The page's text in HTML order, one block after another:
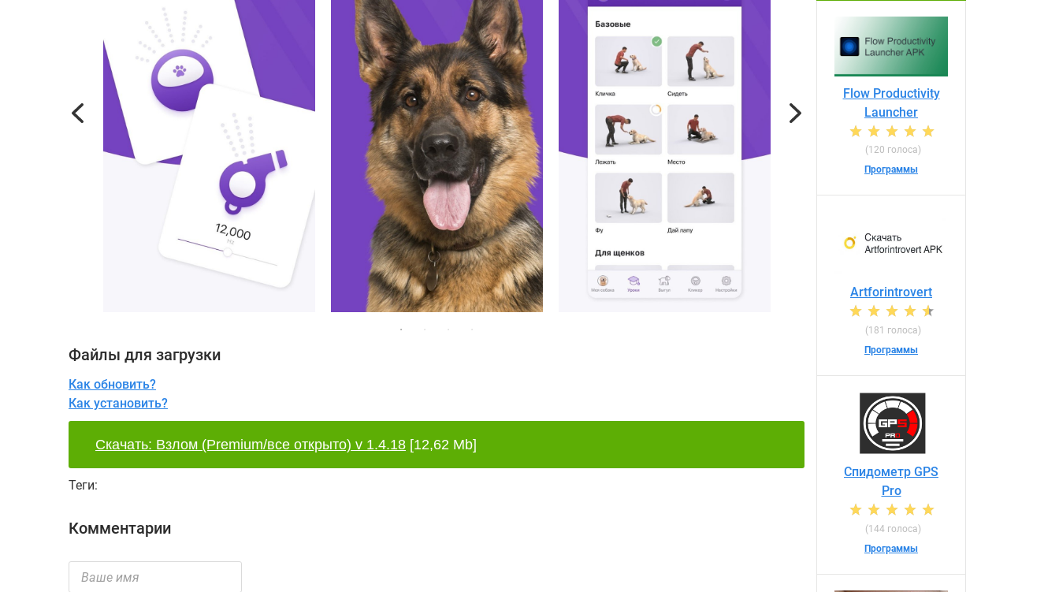
Previous Next
Файлы для загрузки
Как обновить?
Как установить?
Скачать: Взлом (Premium/все открыто) v 1.4.18 [12,62 Mb]
Теги:
Комментарии
Flow Productivity
Launcher
(120 голоса)
Программы
Artforintrovert
(181 голоса)
Программы
Спидометр GPS
Pro
(144 голоса)
Программы